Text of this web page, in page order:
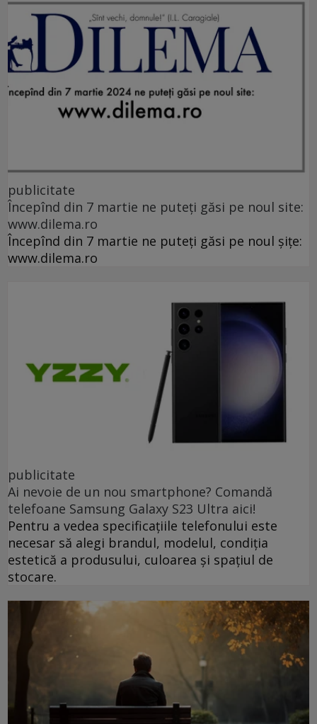
publicitate
Începînd din 7 martie ne puteți găsi pe noul site:
www.dilema.ro
Începînd din 7 martie ne puteți găsi pe noul șițe:
www.dilema.ro
publicitate
Ai nevoie de un nou smartphone? Comandă
telefoane Samsung Galaxy S23 Ultra aici!
Pentru a vedea specificațiile telefonului este
necesar să alegi brandul, modelul, condiția
estetică a produsului, culoarea și spațiul de
stocare.